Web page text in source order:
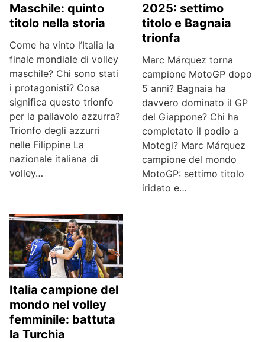
Maschile: quinto
titolo nella storia
Come ha vinto l’Italia la
finale mondiale di volley
maschile? Chi sono stati
i protagonisti? Cosa
significa questo trionfo
per la pallavolo azzurra?
Trionfo degli azzurri
nelle Filippine La
nazionale italiana di
volley…
2025: settimo
titolo e Bagnaia
trionfa
Marc Márquez torna
campione MotoGP dopo
5 anni? Bagnaia ha
davvero dominato il GP
del Giappone? Chi ha
completato il podio a
Motegi? Marc Márquez
campione del mondo
MotoGP: settimo titolo
iridato e…
Italia campione del
mondo nel volley
femminile: battuta
la Turchia